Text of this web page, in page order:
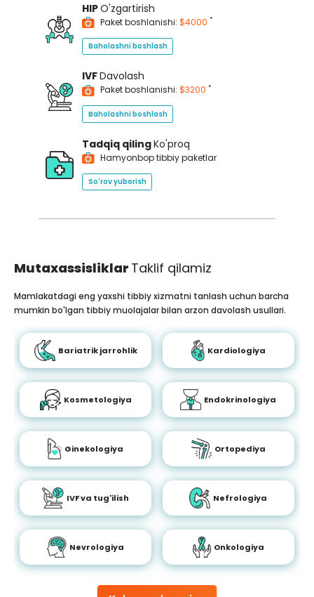
HIPO'zgartirish
Paket boshlanishi: $4000 *
Baholashni boshlash
IVFDavolash
Paket boshlanishi: $3200 *
Baholashni boshlash
Tadqiq qilingKo'proq
Hamyonbop tibbiy paketlar
So'rov yuborish
Mutaxassisliklar Taklif qilamiz
Mamlakatdagi eng yaxshi tibbiy xizmatni tanlash uchun barcha
mumkin bo'lgan tibbiy muolajalar bilan arzon davolash usullari.
Bariatrik jarrohlik Kardiologiya
Kosmetologiya Endokrinologiya
Ginekologiya Ortopediya
IVF va tug'ilish Nefrologiya
Nevrologiya Onkologiya